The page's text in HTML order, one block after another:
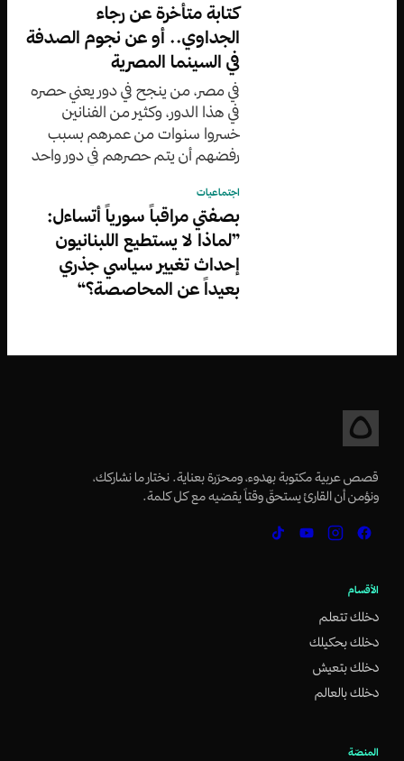
كتابة متأخرة عن رجاء
الجداوي.. أو عن نجوم الصدفة
في السينما المصرية
في مصر، من ينجح في دور يعني حصره
في هذا الدور، وكثير من الفنانين
خسروا سنوات من عمرهم بسبب
رفضهم أن يتم حصرهم في دور واحد
فطال بقاؤها وباتت ”مطلوبة“
اجتماعيات
بصفتي مراقباً سورياً أتساءل:
”لماذا لا يستطيع اللبنانيون
إحداث تغيير سياسي جذري
بعيداً عن المحاصصة؟“
قصص عربية مكتوبة بهدوء، ومحرّرة بعناية. نختار ما نشاركك،
ونؤمن أن القارئ يستحقّ وقتاً يقضيه مع كل كلمة.
الأقسام
دخلك تتعلم
دخلك بحكيلك
دخلك بتعيش
دخلك بالعالم
المنصّة